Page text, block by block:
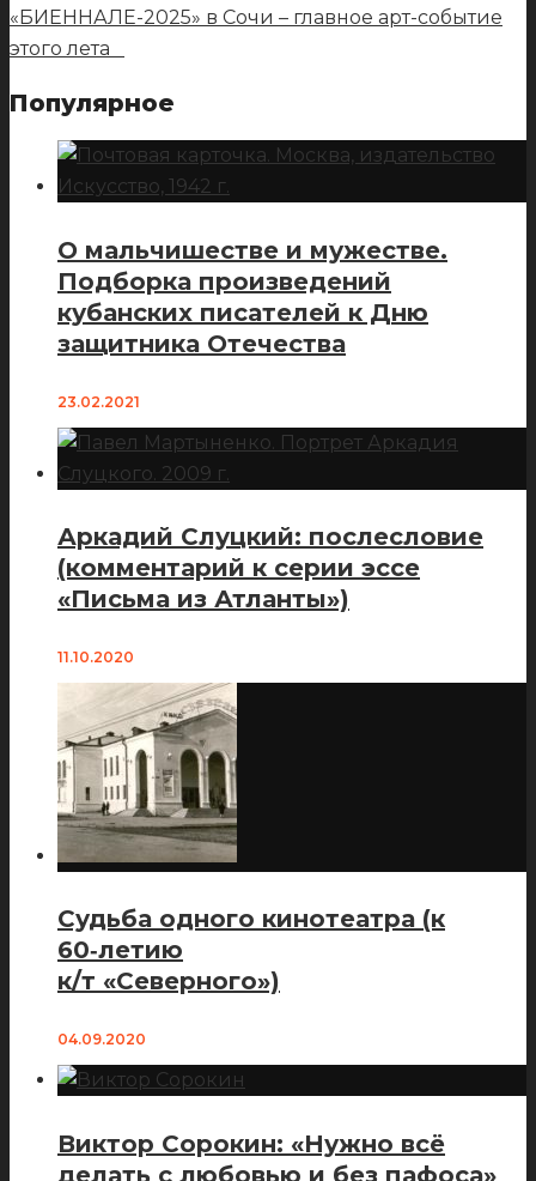
«БИЕННАЛЕ-2025» в Сочи – главное арт-событие
этого лета
Популярное
О мальчишестве и мужестве.
Подборка произведений
кубанских писателей к Дню
защитника Отечества
23.02.2021
Аркадий Слуцкий: послесловие
(комментарий к серии эссе
«Письма из Атланты»)
11.10.2020
Судьба одного кинотеатра (к
60‑летию
к/т «Северного»)
04.09.2020
Виктор Сорокин: «Нужно всё
делать с любовью и без пафоса»